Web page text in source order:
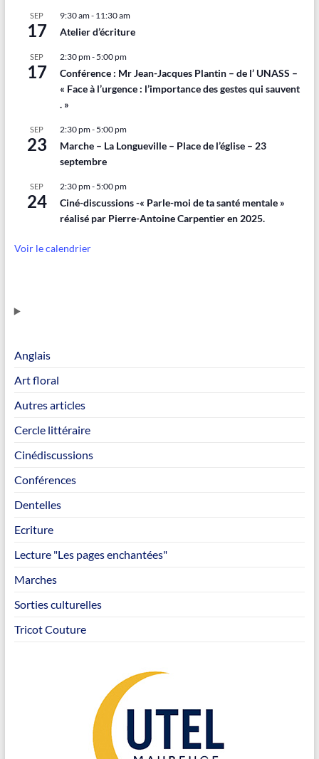
SEP
17
9:30 am- 11:30 am
Atelier d’écriture
SEP
17
2:30 pm- 5:00 pm
Conférence : Mr Jean-Jacques Plantin – de l’ UNASS –
« Face à l’urgence : l’importance des gestes qui sauvent
. »
SEP
23
2:30 pm- 5:00 pm
Marche – La Longueville – Place de l’église – 23
septembre
SEP
24
2:30 pm- 5:00 pm
Ciné-discussions -« Parle-moi de ta santé mentale »
réalisé par Pierre-Antoine Carpentier en 2025.
Voir le calendrier
Anglais
Art floral
Autres articles
Cercle littéraire
Cinédiscussions
Conférences
Dentelles
Ecriture
Lecture "Les pages enchantées"
Marches
Sorties culturelles
Tricot Couture